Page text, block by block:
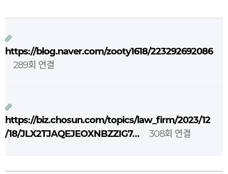
https://blog.naver.com/zooty1618/223292692086
289회 연결
https://biz.chosun.com/topics/law_firm/2023/12
/18/JLX2TJAQEJEOXNBZZIG7…
308회 연결